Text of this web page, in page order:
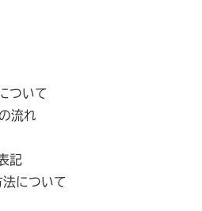
ついて
流れ
記
法について